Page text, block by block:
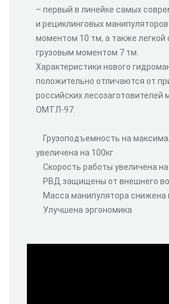
– первый в линейке самых
и рециклинговых
моментом 10 тм, а также легкой
грузовым моментом 7 тм.
Характеристики нового
положительно отличаются от
российских лесозаготовителей
ОМТЛ-97:
Грузоподъемность на
увеличена на 100кг
Скорость работы увеличена на
РВД защищены от внешнего
Масса манипулятора снижена
Улучшена эргономика